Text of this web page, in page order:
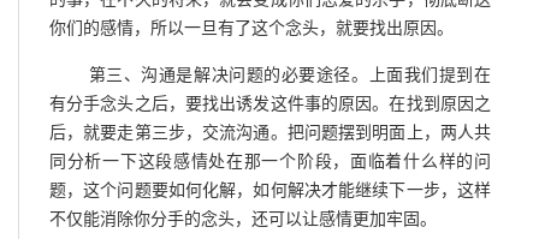
你们的感情，所以一旦有了这个念头，就要找出原因。
第三、沟通是解决问题的必要途径。上面我们提到在
有分手念头之后，要找出诱发这件事的原因。在找到原因之
后，就要走第三步，交流沟通。把问题摆到明面上，两人共
同分析一下这段感情处在那一个阶段，面临着什么样的问
题，这个问题要如何化解，如何解决才能继续下一步，这样
不仅能消除你分手的念头，还可以让感情更加牢固。